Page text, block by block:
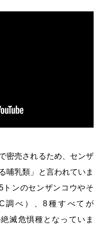
密売されるため、センザ
哺乳類」と言われていま
ンのセンザンコウやそ
調べ）、8種すべてが
滅危惧種となっていま